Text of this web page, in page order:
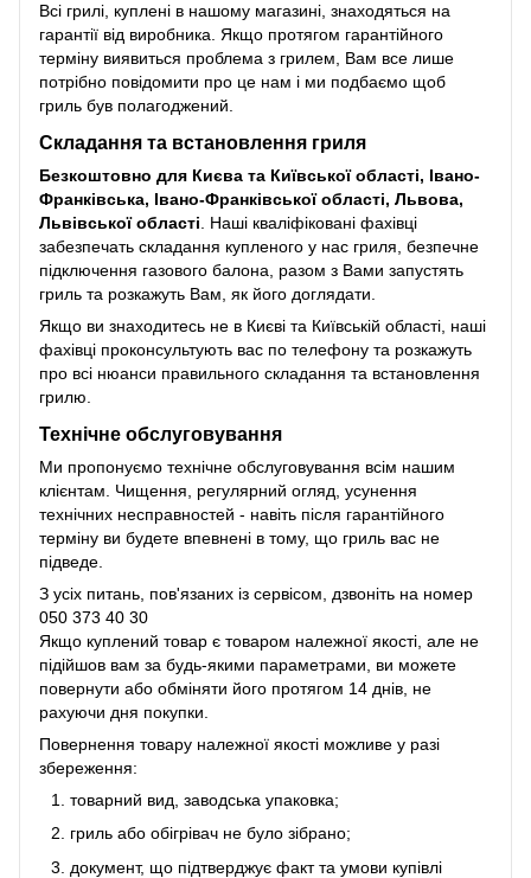
Всі грилі, куплені в нашому магазині, знаходяться на
гарантії від виробника. Якщо протягом гарантійного
терміну виявиться проблема з грилем, Вам все лише
потрібно повідомити про це нам і ми подбаємо щоб
гриль був полагоджений.
Складання та встановлення гриля
Безкоштовно для Києва та Київської області, Івано-
Франківська, Івано-Франківської області, Львова,
Львівської області . Наші кваліфіковані фахівці
забезпечать складання купленого у нас гриля, безпечне
підключення газового балона, разом з Вами запустять
гриль та розкажуть Вам, як його доглядати.
Якщо ви знаходитесь не в Києві та Київській області, наші
фахівці проконсультують вас по телефону та розкажуть
про всі нюанси правильного складання та встановлення
грилю.
Технічне обслуговування
Ми пропонуємо технічне обслуговування всім нашим
клієнтам. Чищення, регулярний огляд, усунення
технічних несправностей - навіть після гарантійного
терміну ви будете впевнені в тому, що гриль вас не
підведе.
З усіх питань, пов'язаних із сервісом, дзвоніть на номер
050 373 40 30
Якщо куплений товар є товаром належної якості, але не
підійшов вам за будь-якими параметрами, ви можете
повернути або обміняти його протягом 14 днів, не
рахуючи дня покупки.
Повернення товару належної якості можливе у разі
збереження:
товарний вид, заводська упаковка;
гриль або обігрівач не було зібрано;
документ, що підтверджує факт та умови купівлі